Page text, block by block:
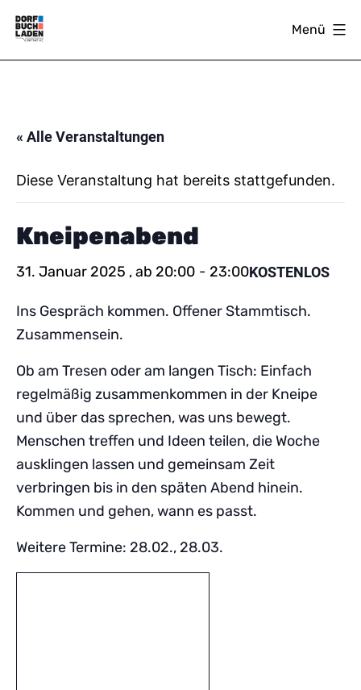
Zum
Inhalt
springen
Menü
« Alle Veranstaltungen
Diese Veranstaltung hat bereits stattgefunden.
Kneipenabend
31. Januar 2025 , ab 20:00 - 23:00KOSTENLOS
Ins Gespräch kommen. Offener Stammtisch.
Zusammensein.
Ob am Tresen oder am langen Tisch: Einfach
regelmäßig zusammenkommen in der Kneipe
und über das sprechen, was uns bewegt.
Menschen treffen und Ideen teilen, die Woche
ausklingen lassen und gemeinsam Zeit
verbringen bis in den späten Abend hinein.
Kommen und gehen, wann es passt.
Weitere Termine: 28.02., 28.03.